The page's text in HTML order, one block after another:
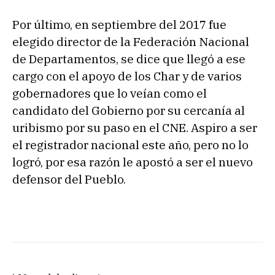
Por último, en septiembre del 2017 fue
elegido director de la Federación Nacional
de Departamentos, se dice que llegó a ese
cargo con el apoyo de los Char y de varios
gobernadores que lo veían como el
candidato del Gobierno por su cercanía al
uribismo por su paso en el CNE. Aspiro a ser
el registrador nacional este año, pero no lo
logró, por esa razón le apostó a ser el nuevo
defensor del Pueblo.